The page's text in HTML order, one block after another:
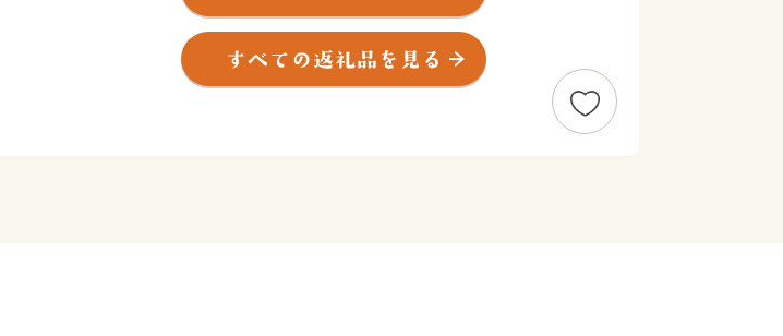
少子高齢化の傾向は、美里町においても顕著に現れ、日本創成会議
が発表した「消滅の可能性が高い市町村」に含まれております。
美里町は、ここから脱却するべく『心身ともに美しく暮らせるまち